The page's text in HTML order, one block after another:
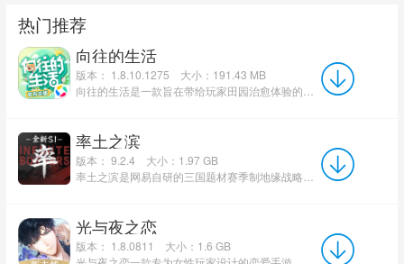
热门推荐
向往的生活
版本： 1.8.10.1275
大小：191.43 MB
率土之滨
版本： 9.2.4
大小：1.97 GB
光与夜之恋
版本： 1.8.0811
大小：1.6 GB